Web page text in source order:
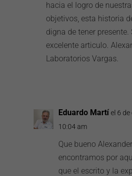
hacia el logro de
objetivos, esta historia
digna de tener presente.
excelente articulo.
Laboratorios Vargas.
Eduardo Martí el 6
10:04 am
Que bueno
encontramos por
que el escrito y la